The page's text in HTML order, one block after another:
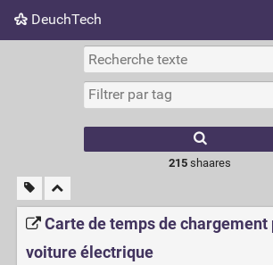
DeuchTech
Nuage de tags Mur d'images
215shaares
Carte de temps de chargement
voiture électrique